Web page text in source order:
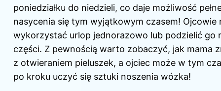
poniedziałku do niedzieli, co daje możliwość
nasycenia się tym wyjątkowym czasem! Ojcowie
wykorzystać urlop jednorazowo lub podzielić go
części. Z pewnością warto zobaczyć, jak mama
z otwieraniem pieluszek, a ojciec może w tym
po kroku uczyć się sztuki noszenia wózka!